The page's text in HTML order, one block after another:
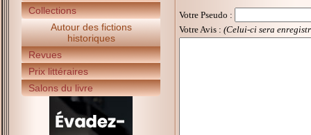
Collections
Autour des fictions
historiques
Revues
Prix littéraires
Salons du livre
Votre Pseudo :
Votre Avis : (Celui-ci sera